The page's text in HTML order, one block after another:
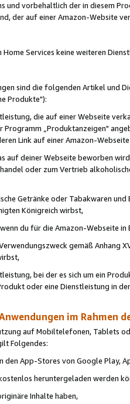
und vorbehaltlich der in diesem
der auf einer Amazon-Website
Services keine weiteren
sind die folgenden Artikel und
Produkte"):
die auf einer Webseite
Programm „Produktanzeigen"
Link auf einer Amazon-
auf deiner Webseite beworben
oder zum Vertrieb
Getränke oder Tabakwaren
Königreich wirbst,
du für die Amazon-Webseite in
gemäß Anhang
bei der es sich um ein
oder eine Dienstleistung in
im Rahmen
auf Mobiltelefonen, Tablets
Folgendes:
den App-Stores von Google Play,
heruntergeladen werden
Inhalte haben,